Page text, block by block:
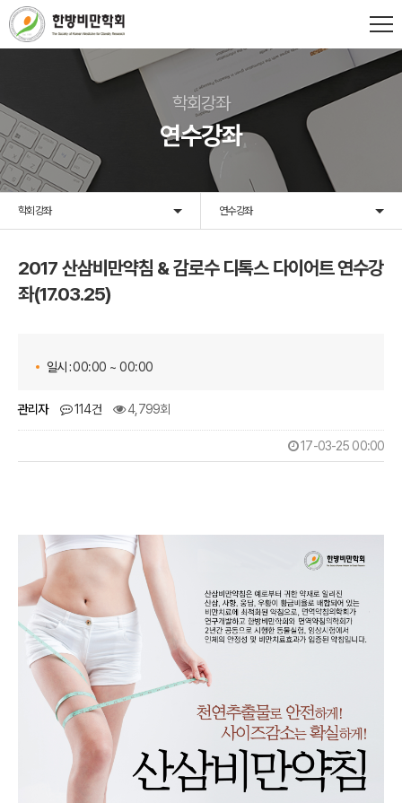
학회강좌
연수강좌
학회강좌 연수강좌
2017 산삼비만약침 & 감로수 디톡스 다이어트 연수강
좌(17.03.25)
일시 :00:00 ~ 00:00
관리자 114건 4,799회
17-03-25 00:00